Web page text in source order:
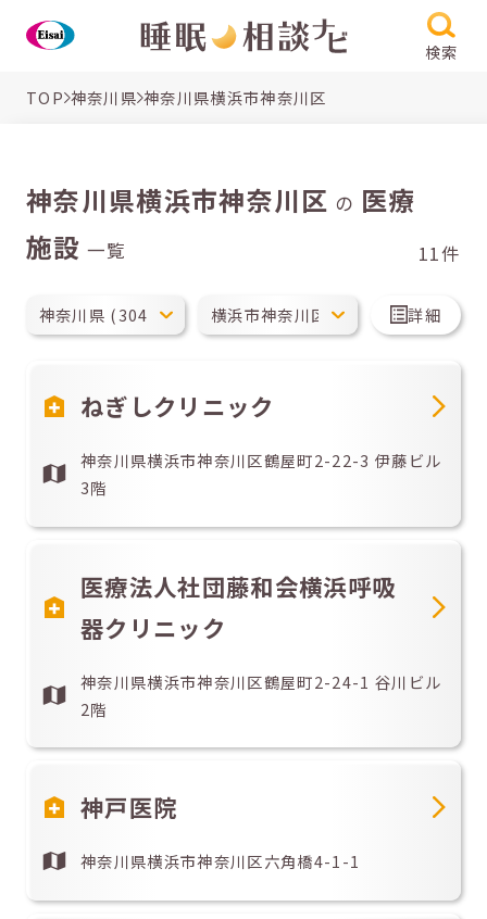
検索
TOP 神奈川県 神奈川県横浜市神奈川区
神奈川県横浜市神奈川区 の 医療
施設 一覧 11件
詳細
ねぎしクリニック
神奈川県横浜市神奈川区鶴屋町2-22-3 伊藤ビル
3階
医療法人社団藤和会横浜呼吸
器クリニック
神奈川県横浜市神奈川区鶴屋町2-24-1 谷川ビル
2階
神戸医院
神奈川県横浜市神奈川区六角橋4-1-1